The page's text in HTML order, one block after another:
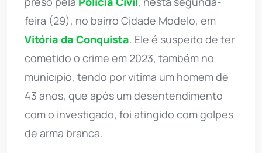
feira (29), no bairro Cidade Modelo, em
Vitória da Conquista. Ele é suspeito de ter
cometido o crime em 2023, também no
município, tendo por vítima um homem de
43 anos, que após um desentendimento
com o investigado, foi atingido com golpes
de arma branca.